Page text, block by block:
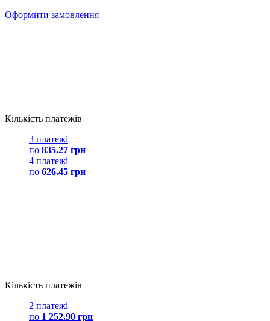
Оформити замовлення
Кількість платежів
3 платежі
по 835.27 грн
4 платежі
по 626.45 грн
Кількість платежів
2 платежі
по 1 252.90 грн